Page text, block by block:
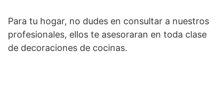
Para tu hogar, no dudes en consultar a nuestros
profesionales, ellos te asesoraran en toda clase
de decoraciones de cocinas.